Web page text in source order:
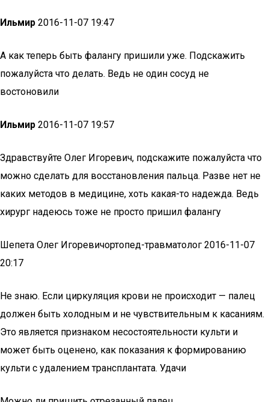
Ильмир 2016-11-07 19:47
А как теперь быть фалангу пришили уже. Подскажить
пожалуйста что делать. Ведь не один сосуд не
востоновили
Ильмир 2016-11-07 19:57
Здравствуйте Олег Игоревич, подскажите пожалуйста что
можно сделать для восстановления пальца. Разве нет не
каких методов в медицине, хоть какая-то надежда. Ведь
хирург надеюсь тоже не просто пришил фалангу
Шепета Олег Игоревичортопед-травматолог 2016-11-07
20:17
Не знаю. Если циркуляция крови не происходит — палец
должен быть холодным и не чувствительным к касаниям.
Это является признаком несостоятельности культи и
может быть оценено, как показания к формированию
культи с удалением трансплантата. Удачи